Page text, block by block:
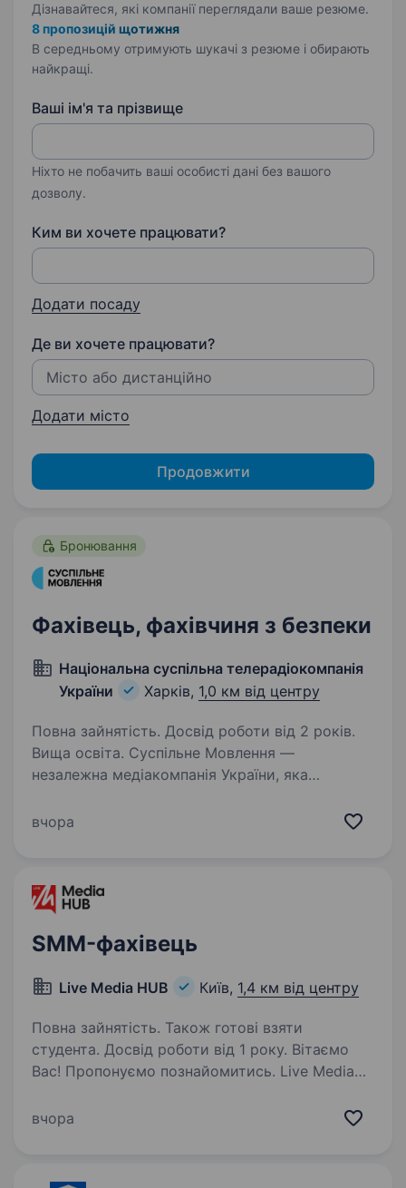
Дізнавайтеся, які компанії переглядали ваше резюме.
8 пропозицій щотижня
В середньому отримують шукачі з резюме і обирають
найкращі.
Ваші ім'я та прізвище
Ніхто не побачить ваші особисті дані без вашого
дозволу.
Ким ви хочете працювати?
Додати посаду
Де ви хочете працювати?
Додати місто
Продовжити
Бронювання
Фахівець, фахівчиня з безпеки
Національна суспільна телерадіокомпанія
України
Харків, 1,0 км від центру
Повна зайнятість. Досвід роботи від 2 років.
Вища освіта. Суспільне Мовлення —
незалежна медіакомпанія України, яка
мовлення. Ми захищаємо свободи в Україні
вчора
SMM-фахівець
Live Media HUB Київ, 1,4 км від центру
Повна зайнятість. Також готові взяти
студента. Досвід роботи від 1 року. Вітаємо
Вас! Пропонуємо познайомитись. Live Media
об'єднує медійні платформи: «Новини.LIVE» —
складних…
вчора